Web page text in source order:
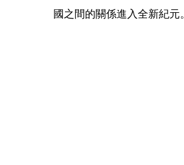
國之間的關係進入全新紀元。